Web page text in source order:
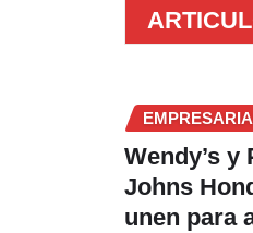
Wendy’s y
Johns
unen para